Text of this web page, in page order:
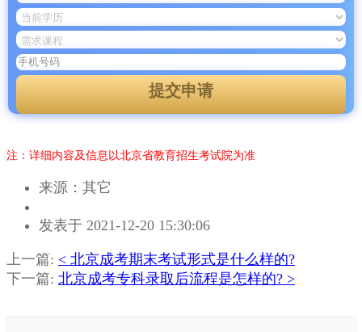
提交申请
注：详细内容及信息以北京省教育招生考试院为准
来源：其它
者：
老
师
发表于 2021-12-20 15:30:06
上一篇: < 北京成考期末考试形式是什么样的?
下一篇: 北京成考专科录取后流程是怎样的? >